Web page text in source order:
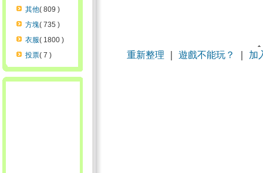
其他( 809 )
方塊( 735 )
衣服( 1800 )
投票( 7 ) 重新整理 遊戲不能玩？ 加